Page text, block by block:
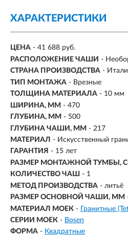
ХАРАКТЕРИСТИКИ
ЦЕНА - 41 688 руб.
РАСПОЛОЖЕНИЕ ЧАШИ -
СТРАНА ПРОИЗВОДСТВА -
ТИП МОНТАЖА - Врезные
ТОЛЩИНА МАТЕРИАЛА - 10 мм
ШИРИНА, ММ - 470
ГЛУБИНА, ММ - 500
ГЛУБИНА ЧАШИ, ММ - 217
МАТЕРИАЛ - Искусственный
ГАРАНТИЯ - 15 лет
РАЗМЕР МОНТАЖНОЙ ТУМБЫ,
КОЛИЧЕСТВО ЧАШ - 1
МЕТОД ПРОИЗВОДСТВА - литьё
РАЗМЕР ОСНОВНОЙ ЧАШИ, ММ
МАТЕРИАЛ МОЕК - Гранитные
СЕРИИ МОЕК - Bosen
ФОРМА - Квадратные